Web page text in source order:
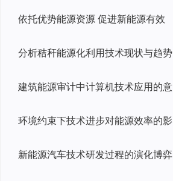
依托优势能源资源 促进新能源有效
分析秸秆能源化利用技术现状与趋势
建筑能源审计中计算机技术应用的意
环境约束下技术进步对能源效率的影
新能源汽车技术研发过程的演化博弈